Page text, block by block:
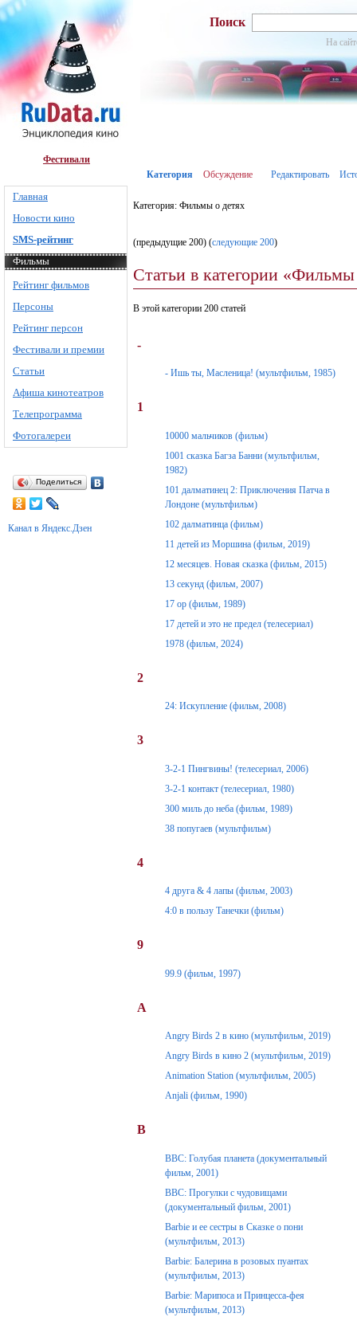
Фестивали
Главная
Новости кино
SMS-рейтинг
Фильмы
Рейтинг фильмов
Персоны
Рейтинг персон
Фестивали и премии
Статьи
Афиша кинотеатров
Телепрограмма
Фотогалереи
Поделиться
Канал в Яндекс.Дзен
Поиск
На
Категория Обсуждение Редактировать
Категория: Фильмы о детях
(предыдущие 200) (следующие 200)
Статьи в категории «Фильмы
В этой категории 200 статей
-
- Ишь ты, Масленица! (мультфильм, 1985)
1
10000 мальчиков (фильм)
1001 сказка Багза Банни (мультфильм,
1982)
101 далматинец 2: Приключения Патча в
Лондоне (мультфильм)
102 далматинца (фильм)
11 детей из Моршина (фильм, 2019)
12 месяцев. Новая сказка (фильм, 2015)
13 секунд (фильм, 2007)
17 op (фильм, 1989)
17 детей и это не предел (телесериал)
1978 (фильм, 2024)
2
24: Искупление (фильм, 2008)
3
3-2-1 Пингвины! (телесериал, 2006)
3-2-1 контакт (телесериал, 1980)
300 миль до неба (фильм, 1989)
38 попугаев (мультфильм)
4
4 друга & 4 лапы (фильм, 2003)
4:0 в пользу Танечки (фильм)
9
99.9 (фильм, 1997)
A
Angry Birds 2 в кино (мультфильм, 2019)
Angry Birds в кино 2 (мультфильм, 2019)
Animation Station (мультфильм, 2005)
Anjali (фильм, 1990)
B
BBC: Голубая планета (документальный
фильм, 2001)
BBC: Прогулки с чудовищами
(документальный фильм, 2001)
Barbie и ее сестры в Сказке о пони
(мультфильм, 2013)
Barbie: Балерина в розовых пуантах
(мультфильм, 2013)
Barbie: Марипоса и Принцесса-фея
(мультфильм, 2013)